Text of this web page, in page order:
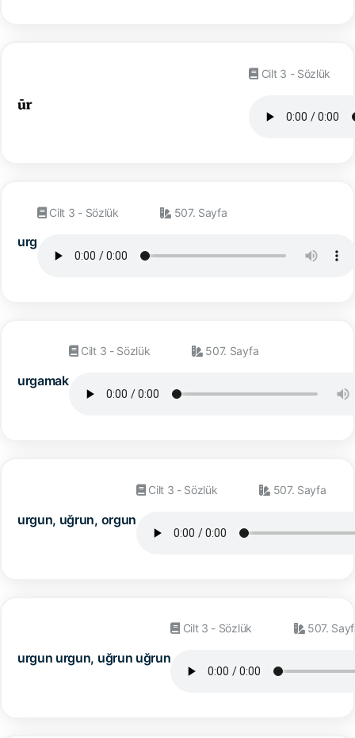
Cilt 3 - Sözlük
urg
Cilt 3 - Sözlük 507. Sayfa
urgamak
Cilt 3 - Sözlük 507. Sayfa
urgun, uğrun, orgun
Cilt 3 - Sözlük 507. Sayfa
urgun urgun, uğrun uğrun
Cilt 3 - Sözlük 507.